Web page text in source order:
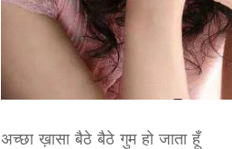
अच्छा ख़ासा बैठे बैठे गुम हो जाता हूँ